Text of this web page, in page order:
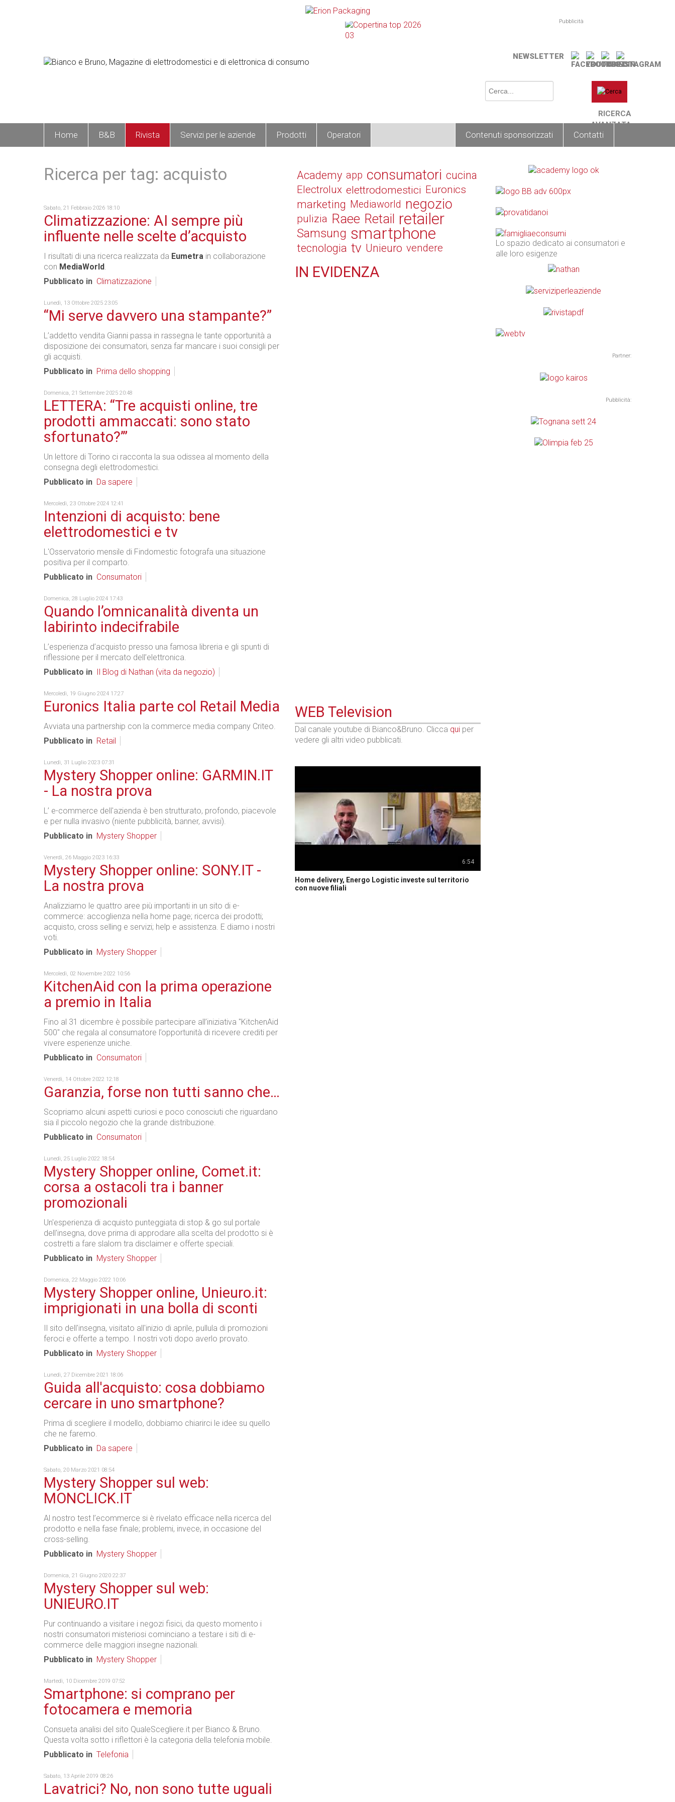
Pubblicità
NEWSLETTER
RICERCA
AVANZATA
Home B&B Rivista Servizi per le aziende Prodotti Operatori Contenuti sponsorizzati Contatti
Ricerca per tag: acquisto
Sabato, 21 Febbraio 2026 18:10
Climatizzazione: AI sempre più
influente nelle scelte d’acquisto
I risultati di una ricerca realizzata da Eumetra in collaborazione
con MediaWorld.
Pubblicato in Climatizzazione
Lunedì, 13 Ottobre 2025 23:05
“Mi serve davvero una stampante?”
L’addetto vendita Gianni passa in rassegna le tante opportunità a
disposizione dei consumatori, senza far mancare i suoi consigli per
gli acquisti.
Pubblicato in Prima dello shopping
Domenica, 21 Settembre 2025 20:48
LETTERA: “Tre acquisti online, tre
prodotti ammaccati: sono stato
sfortunato?’”
Un lettore di Torino ci racconta la sua odissea al momento della
consegna degli elettrodomestici.
Pubblicato in Da sapere
Mercoledì, 23 Ottobre 2024 12:41
Intenzioni di acquisto: bene
elettrodomestici e tv
L'Osservatorio mensile di Findomestic fotografa una situazione
positiva per il comparto.
Pubblicato in Consumatori
Domenica, 28 Luglio 2024 17:43
Quando l’omnicanalità diventa un
labirinto indecifrabile
L’esperienza d’acquisto presso una famosa libreria e gli spunti di
riflessione per il mercato dell’elettronica.
Pubblicato in
Il Blog di Nathan (vita da negozio)
Mercoledì, 19 Giugno 2024 17:27
Euronics Italia parte col Retail Media
Avviata una partnership con la commerce media company Criteo.
Pubblicato in Retail
Lunedì, 31 Luglio 2023 07:31
Mystery Shopper online: GARMIN.IT
- La nostra prova
L’ e-commerce dell'azienda è ben strutturato, profondo, piacevole
e per nulla invasivo (niente pubblicità, banner, avvisi).
Pubblicato in Mystery Shopper
Venerdì, 26 Maggio 2023 16:33
Mystery Shopper online: SONY.IT -
La nostra prova
Analizziamo le quattro aree più importanti in un sito di e-
commerce: accoglienza nella home page; ricerca dei prodotti;
acquisto, cross selling e servizi; help e assistenza. E diamo i nostri
voti.
Pubblicato in Mystery Shopper
Mercoledì, 02 Novembre 2022 10:56
KitchenAid con la prima operazione
a premio in Italia
Fino al 31 dicembre è possibile partecipare all’iniziativa "KitchenAid
500" che regala al consumatore l’opportunità di ricevere crediti per
vivere esperienze uniche.
Pubblicato in Consumatori
Venerdì, 14 Ottobre 2022 12:18
Garanzia, forse non tutti sanno che…
Scopriamo alcuni aspetti curiosi e poco conosciuti che riguardano
sia il piccolo negozio che la grande distribuzione.
Pubblicato in Consumatori
Lunedì, 25 Luglio 2022 18:54
Mystery Shopper online, Comet.it:
corsa a ostacoli tra i banner
promozionali
Un'esperienza di acquisto punteggiata di stop & go sul portale
dell'insegna, dove prima di approdare alla scelta del prodotto si è
costretti a fare slalom tra disclaimer e offerte speciali.
Pubblicato in Mystery Shopper
Domenica, 22 Maggio 2022 10:06
Mystery Shopper online, Unieuro.it:
imprigionati in una bolla di sconti
Il sito dell'insegna, visitato all'inizio di aprile, pullula di promozioni
feroci e offerte a tempo. I nostri voti dopo averlo provato.
Pubblicato in Mystery Shopper
Lunedì, 27 Dicembre 2021 18:06
Guida all'acquisto: cosa dobbiamo
cercare in uno smartphone?
Prima di scegliere il modello, dobbiamo chiarirci le idee su quello
che ne faremo.
Pubblicato in Da sapere
Sabato, 20 Marzo 2021 08:54
Mystery Shopper sul web:
MONCLICK.IT
Al nostro test l’ecommerce si è rivelato efficace nella ricerca del
prodotto e nella fase finale; problemi, invece, in occasione del
cross-selling.
Pubblicato in Mystery Shopper
Domenica, 21 Giugno 2020 22:37
Mystery Shopper sul web:
UNIEURO.IT
Pur continuando a visitare i negozi fisici, da questo momento i
nostri consumatori misteriosi cominciano a testare i siti di e-
commerce delle maggiori insegne nazionali.
Pubblicato in Mystery Shopper
Martedì, 10 Dicembre 2019 07:52
Smartphone: si comprano per
fotocamera e memoria
Consueta analisi del sito QualeScegliere.it per Bianco & Bruno.
Questa volta sotto i riflettori è la categoria della telefonia mobile.
Pubblicato in Telefonia
Sabato, 13 Aprile 2019 08:26
Lavatrici? No, non sono tutte uguali
Academy app consumatori cucina
Electrolux elettrodomestici Euronics
marketing Mediaworld negozio
pulizia Raee Retail retailer
Samsung smartphone
tecnologia tv Unieuro vendere
IN EVIDENZA
WEB Television
Dal canale youtube di Bianco&Bruno. Clicca qui per
vedere gli altri video pubblicati.
6:54
Home delivery, Energo Logistic investe sul territorio
con nuove filiali
Lo spazio dedicato ai consumatori e
alle loro esigenze
Partner:
Pubblicità: